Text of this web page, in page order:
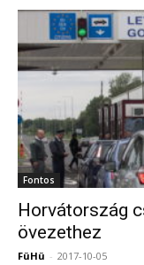
Fontos
Horvátország
övezethez
FüHü - 2017-10-05